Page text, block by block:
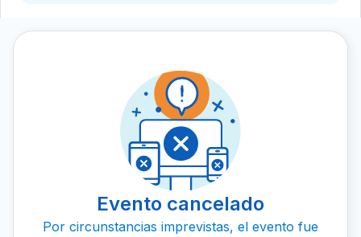
Evento cancelado
Por circunstancias imprevistas, el evento fue